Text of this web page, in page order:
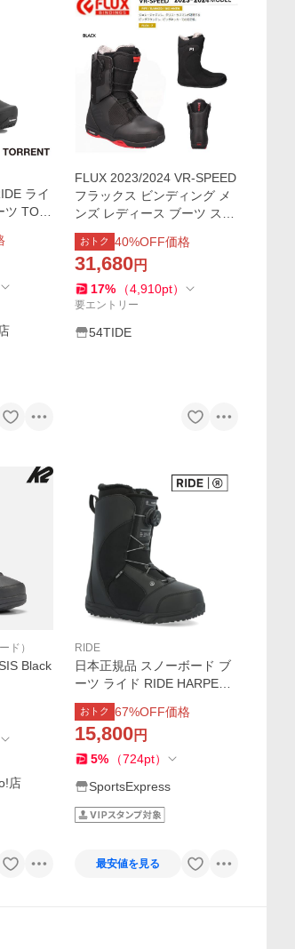
ライ
TOR
ズ ス
量 ブー
型
FLUX 2023/2024 VR-SPEED
フラックス ビンディング メ
ンズ レディース ブーツ スノ
ーボード パイプ バンクド ビ
ッグマウンテン スノボー 23
cm-28cm BLACK
おトク 40%OFF価格
31,680円
17% （4,910pt）
要エントリー
54TIDE
ド）
店
RIDE
日本正規品 スノーボード ブ
ーツ ライド RIDE HARPER
Black WOMEN'S ハーパー レ
ディース 女性 23-24
おトク 67%OFF価格
15,800円
5% （724pt）
SportsExpress
最安値を見る